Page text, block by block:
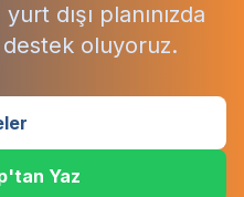
dışı planınızda
oluyoruz.
Yaz